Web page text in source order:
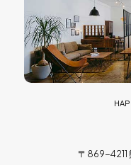
〒869-4211